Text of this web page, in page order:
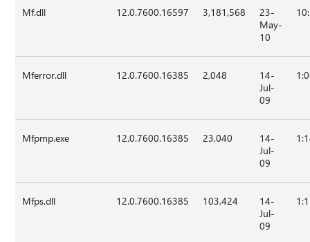
Mf.dll 12.0.7600.16597 3,181,568
23-
May-
10
Mferror.dll 12.0.7600.16385 2,048
14-
Jul-
09
Mfpmp.exe 12.0.7600.16385 23,040
14-
Jul-
09
Mfps.dll 12.0.7600.16385 103,424
14-
Jul-
09